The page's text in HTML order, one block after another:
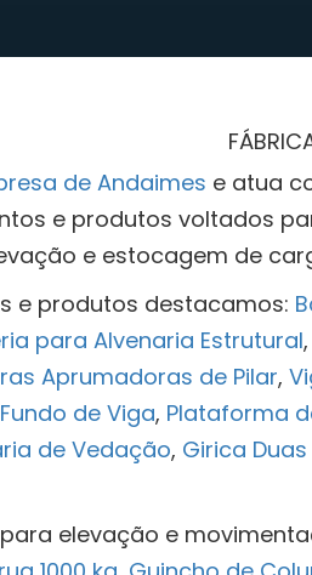
de Andaimes e atua
e produtos voltados
e estocagem de
e produtos destacamos:
para Alvenaria Estrutural,
Aprumadoras de Pilar,
de Viga, Plataforma
de Vedação, Girica
elevação e